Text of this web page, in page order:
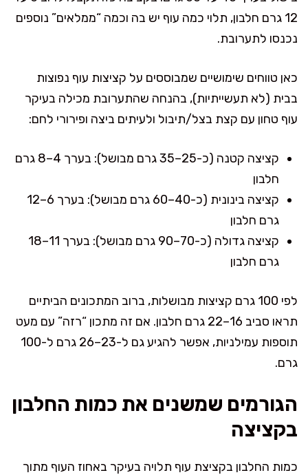
12 גרם חלבון, תלוי כמה עוף יש בה וכמה “ממלאים” נוספים
נכנסו לתערובת.
כאן טווחים שימושיים שמבוססים על קציצות עוף נפוצות
בבית (לא תעשייתיות), בהנחה שהתערובת מכילה בעיקר
עוף טחון עם קצת בצל/תיבול ולעיתים ביצה ופירורי לחם:
קציצה קטנה (כ-25–35 גרם מבושל): בערך 4–8 גרם
חלבון
קציצה בינונית (כ-40–60 גרם מבושל): בערך 6–12
גרם חלבון
קציצה גדולה (כ-70–90 גרם מבושל): בערך 11–18
גרם חלבון
לפי 100 גרם קציצות מבושלות, ברוב המתכונים הביתיים
תראו סביב 16–22 גרם חלבון. אם זה מתכון “רזה” עם מעט
תוספות עמילניות, אפשר להגיע גם ל-23–26 גרם ל-100
גרם.
הגורמים שמשנים את כמות החלבון
בקציצה
כמות החלבון בקציצת עוף תלויה בעיקר באחוז העוף מתוך